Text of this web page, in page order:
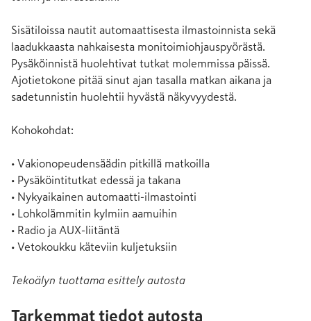
Sisätiloissa nautit automaattisesta ilmastoinnista sekä
laadukkaasta nahkaisesta monitoimiohjauspyörästä.
Pysäköinnistä huolehtivat tutkat molemmissa päissä.
Ajotietokone pitää sinut ajan tasalla matkan aikana ja
sadetunnistin huolehtii hyvästä näkyvyydestä.
Kohokohdat:
• Vakionopeudensäädin pitkillä matkoilla
• Pysäköintitutkat edessä ja takana
• Nykyaikainen automaatti-ilmastointi
• Lohkolämmitin kylmiin aamuihin
• Radio ja AUX-liitäntä
• Vetokoukku käteviin kuljetuksiin
Tekoälyn tuottama esittely autosta
Tarkemmat tiedot autosta